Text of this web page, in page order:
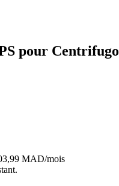
pour Centrifugo
MAD/mois